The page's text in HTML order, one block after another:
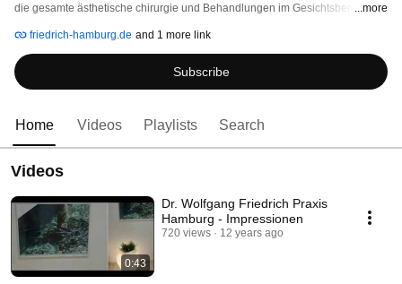
die gesamte ästhetische chirurgie und Behandlungen im Gesichtsbereichmit
Beschreibungen seines Tätigkeitsspektrums finden Sie auf www.friedrich-
hamburg.de
...more
friedrich-hamburg.de and 1 more link
Subscribe
Home Videos Playlists Search
Videos
0:43
Dr. Wolfgang Friedrich Praxis
Hamburg - Impressionen
720 views 12 years ago